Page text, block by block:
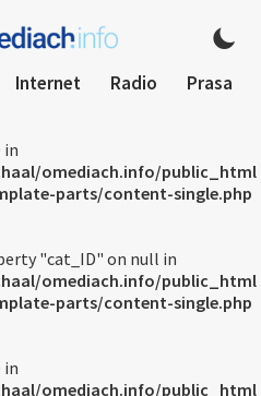
Internet Radio Prasa
in
omediach.info/public_html
parts/content-single.php
"cat_ID" on null in
omediach.info/public_html
parts/content-single.php
in
omediach.info/public_html